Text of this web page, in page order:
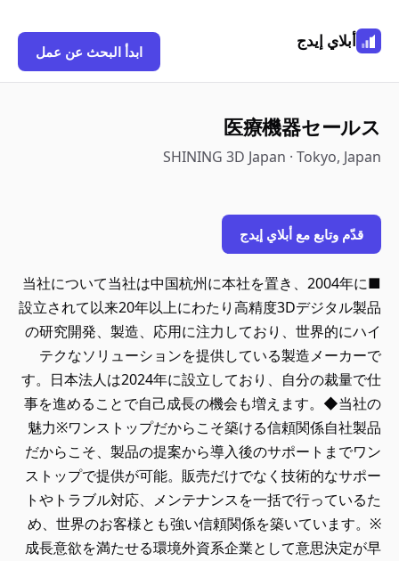
أبلاي إيدج
ابدأ البحث عن عمل
医療機器セールス
SHINING 3D Japan · Tokyo, Japan
قدّم وتابع مع أبلاي إيدج
■当社について当社は中国杭州に本社を置き、2004年に
設立されて以来20年以上にわたり高精度3Dデジタル製品
の研究開発、製造、応用に注力しており、世界的にハイ
テクなソリューションを提供している製造メーカーで
す。日本法人は2024年に設立しており、自分の裁量で仕
事を進めることで自己成長の機会も増えます。◆当社の
魅力※ワンストップだからこそ築ける信頼関係自社製品
だからこそ、製品の提案から導入後のサポートまでワン
ストップで提供が可能。販売だけでなく技術的なサポー
トやトラブル対応、メンテナンスを一括で行っているた
め、世界のお客様とも強い信頼関係を築いています。※
成長意欲を満たせる環境外資系企業として意思決定が早